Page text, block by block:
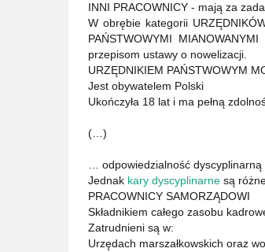
INNI PRACOWNICY - mają za
W obrębie kategorii
PAŃSTWOWYMI
przepisom ustawy o nowelizacji.
URZĘDNIKIEM PAŃSTWOWYM
Jest obywatelem Polski
Ukończyła 18 lat i ma pełną
(…)
… odpowiedzialność dyscyplinarną
Jednak kary dyscyplinarne są
PRACOWNICY SAMORZĄDOWI
Składnikiem całego zasobu
Zatrudnieni są w:
Urzędach marszałkowskich oraz